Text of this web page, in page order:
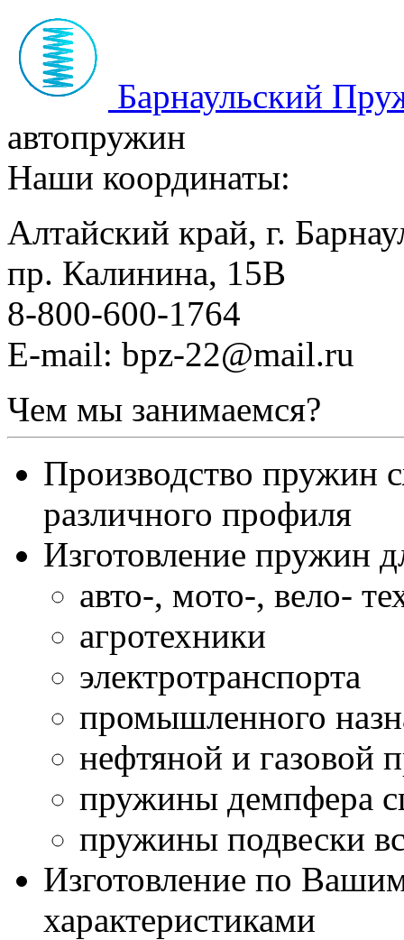
Барнаульский
автопружин
Наши координаты:
Алтайский край, г.
пр. Калинина, 15В
8-800-600-1764
E-mail: bpz-22@mail.ru
Чем мы занимаемся?
Производство пружин
различного профиля
Изготовление пружин
авто-, мото-, вело-
агротехники
электротранспорта
промышленного
нефтяной и газовой
пружины демпфера
пружины подвески
Изготовление по
характеристиками